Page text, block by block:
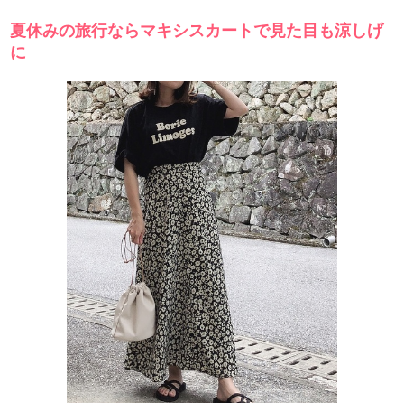
夏休みの旅行ならマキシスカートで見た目も涼しげ
に